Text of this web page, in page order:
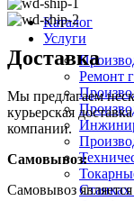
Каталог
Услуги
Ремонт
Доставка
Мы предлагаем
курьерская
компании.
Самовывоз:
Самовывоз